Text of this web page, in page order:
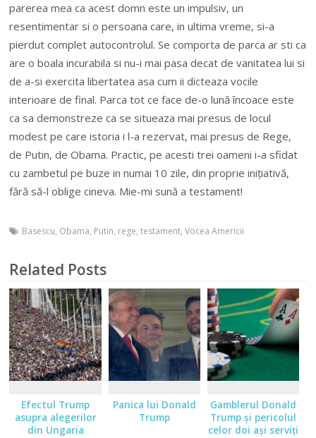
parerea mea ca acest domn este un impulsiv, un
resentimentar si o persoana care, in ultima vreme, si-a
pierdut complet autocontrolul. Se comporta de parca ar sti ca
are o boala incurabila si nu-i mai pasa decat de vanitatea lui si
de a-si exercita libertatea asa cum ii dicteaza vocile
interioare de final. Parca tot ce face de-o lună încoace este
ca sa demonstreze ca se situeaza mai presus de locul
modest pe care istoria i l-a rezervat, mai presus de Rege,
de Putin, de Obama. Practic, pe acesti trei oameni i-a sfidat
cu zambetul pe buze in numai 10 zile, din proprie inițiativă,
fără să-l oblige cineva. Mie-mi sună a testament!
Basescu, Obama, Putin, rege,testament,Vocea Americii
Related Posts
Efectul Trump
asupra alegerilor
din Ungaria
Panica lui Donald
Trump
Gamblerul Donald
Trump şi pericolul
celor doi aşi serviţi